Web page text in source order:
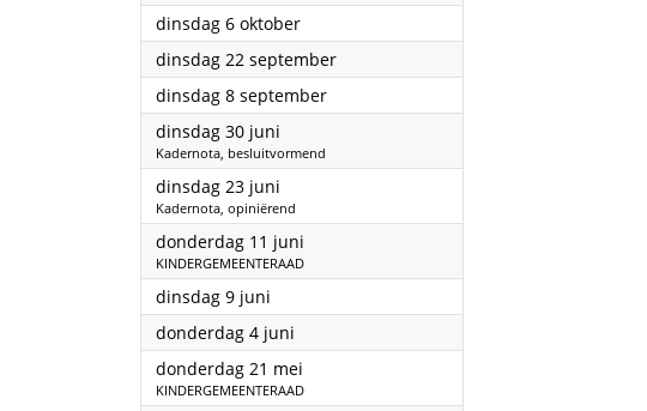
dinsdag 6 oktober2026
dinsdag 22 september2026
dinsdag 8 september2026
dinsdag 30 juni
Kadernota, besluitvormend
dinsdag 23 juni
Kadernota, opiniërend
donderdag 11 juni
KINDERGEMEENTERAAD
dinsdag 9 juni
donderdag 4 juni
donderdag 21 mei
KINDERGEMEENTERAAD